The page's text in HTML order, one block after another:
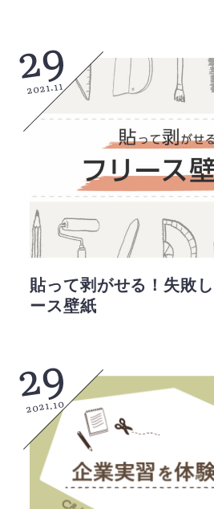
29
2021.11
貼って剥がせる！失敗
ース壁紙
29
2021.10